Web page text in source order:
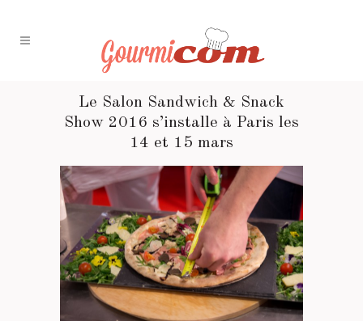
Le Salon Sandwich & Snack
Show 2016 s’installe à Paris les
14 et 15 mars